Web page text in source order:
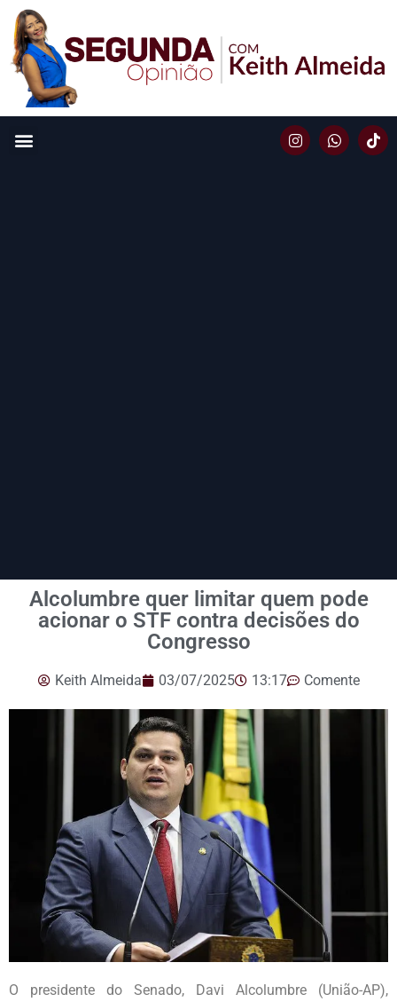
Alcolumbre quer limitar quem pode
acionar o STF contra decisões do
Congresso
Keith Almeida 03/07/2025 13:17 Comente
O presidente do Senado, Davi Alcolumbre (União-AP),